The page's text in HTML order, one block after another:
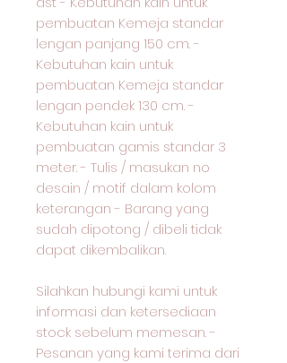
pembuatan Kemeja standar
lengan panjang 150 cm. -
Kebutuhan kain untuk
pembuatan Kemeja standar
lengan pendek 130 cm. -
Kebutuhan kain untuk
pembuatan gamis standar 3
meter. - Tulis / masukan no
desain / motif dalam kolom
keterangan - Barang yang
sudah dipotong / dibeli tidak
dapat dikembalikan.
Silahkan hubungi kami untuk
informasi dan ketersediaan
stock sebelum memesan. -
Pesanan yang kami terima dari